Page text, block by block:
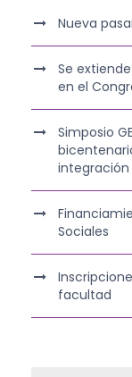
Nueva
Se
en el
Simposio
integración
Sociales
facultad